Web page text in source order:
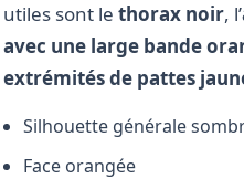
utiles sont le thorax noir, l’
avec une large bande
extrémités de pattes
Silhouette générale
Face orangée